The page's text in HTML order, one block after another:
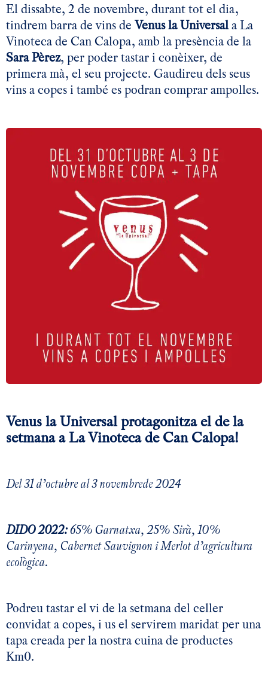
El dissabte, 2 de novembre, durant tot el dia,
tindrem barra de vins de Venus la Universala La
Vinoteca de Can Calopa, amb la presència de la
Sara Pèrez, per poder tastar i conèixer, de
primera mà, el seu projecte. Gaudireu dels seus
vins a copes i també es podran comprar ampolles.
Venus la Universal protagonitza el de la
setmana a La Vinoteca de Can Calopa!
Del 31 d’octubre al 3 novembrede 2024
DIDO 2022:65% Garnatxa, 25% Sirà, 10%
Carinyena, Cabernet Sauvignon i Merlot d’agricultura
ecològica.
Podreu tastar el vi de la setmana del celler
convidat a copes, i us el servirem maridat per una
tapa creada per la nostra cuina de productes
Km0.